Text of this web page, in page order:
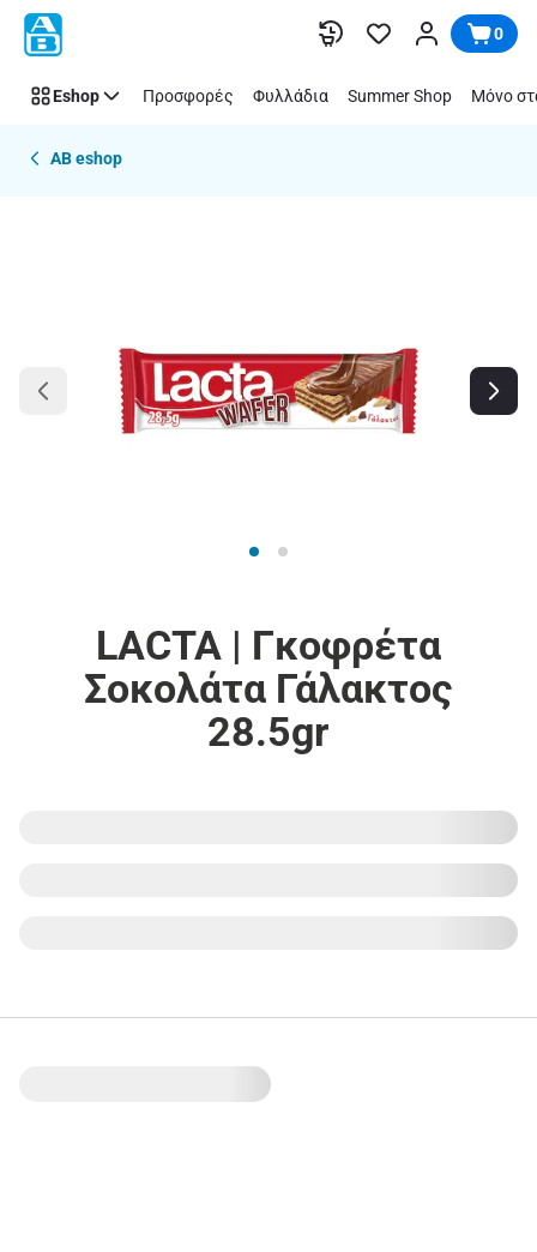
Παράλειψη 0
Eshop Προσφορές Φυλλάδια Summer Shop Μόνο
AB eshop
LACTA | Γκοφρέτα
Σοκολάτα Γάλακτος
28.5gr